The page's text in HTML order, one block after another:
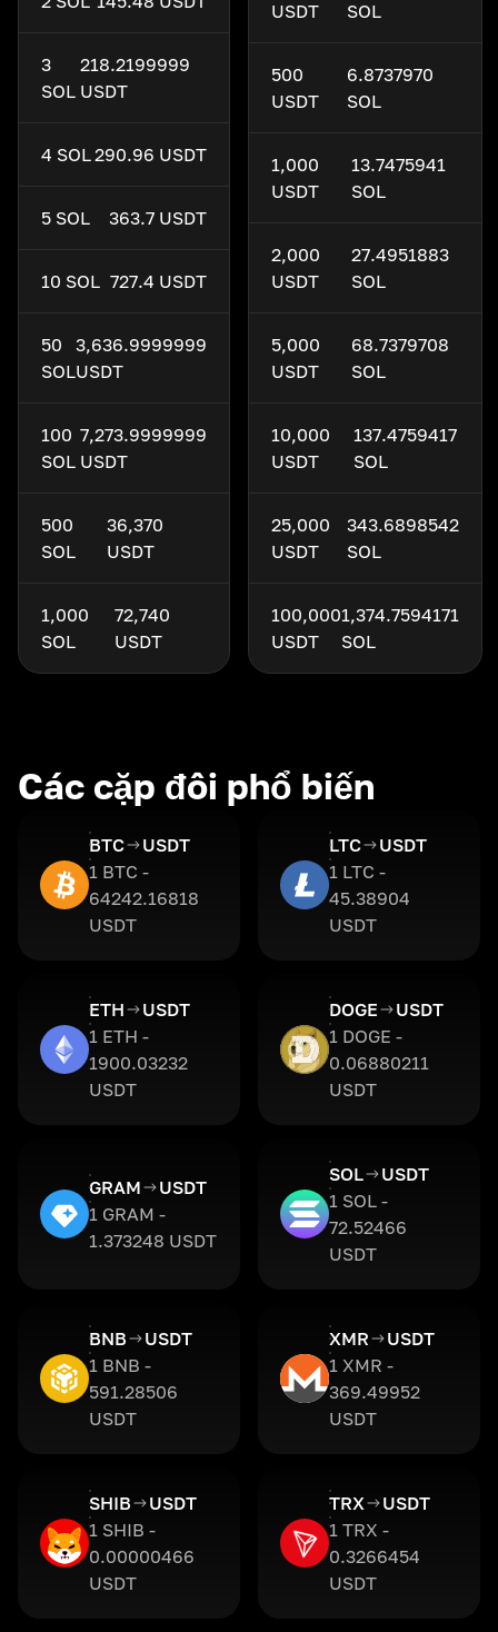
3
SOL
218.2199999
USDT
4 SOL290.96 USDT
5 SOL 363.7 USDT
10 SOL 727.4 USDT
50
SOL
3,636.9999999
USDT
100
SOL
7,273.9999999
USDT
500
SOL
36,370
USDT
1,000
SOL
72,740
USDT
USDT SOL
500
USDT
6.8737970
SOL
1,000
USDT
13.7475941
SOL
2,000
USDT
27.4951883
SOL
5,000
USDT
68.7379708
SOL
10,000
USDT
137.4759417
SOL
25,000
USDT
343.6898542
SOL
100,000
USDT
1,374.7594171
SOL
Các cặp đôi phổ biến
BTC
USDT
1 BTC -
64242.16818
USDT
LTC
USDT
1 LTC -
45.38904
USDT
ETH
USDT
1 ETH -
1900.03232
USDT
DOGE
USDT
1 DOGE -
0.06880211
USDT
GRAM
USDT
1 GRAM -
1.373248 USDT
SOL
USDT
1 SOL -
72.52466
USDT
BNB
USDT
1 BNB -
591.28506
USDT
XMR
USDT
1 XMR -
369.49952
USDT
SHIB
USDT
1 SHIB -
0.00000466
USDT
TRX
USDT
1 TRX -
0.3266454
USDT